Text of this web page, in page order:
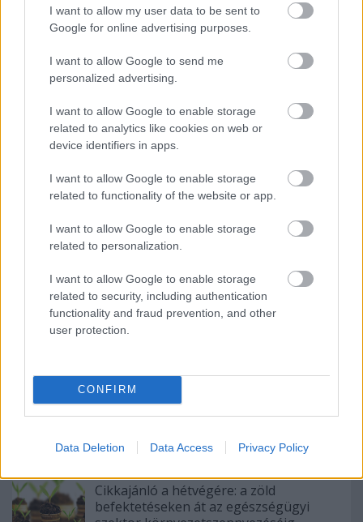
I want to allow my user data to be sent to
Google for online advertising purposes.
I want to allow Google to send me
personalized advertising.
I want to allow Google to enable storage
related to analytics like cookies on web or
device identifiers in apps.
I want to allow Google to enable storage
related to functionality of the website or app.
I want to allow Google to enable storage
related to personalization.
I want to allow Google to enable storage
related to security, including authentication
functionality and fraud prevention, and other
user protection.
CONFIRM
Data Deletion Data Access Privacy Policy
tudjuk.
Az éghajlatváltozás Közel-Keletre gyakorolt ijesztő
hatásaira számos tanulmány figyelmeztet (pl.Rising
Temperatures, Rising Tensions: Climate change and the
risk of violent conflict in the Middle East ), ebben a
bejegyzésben azonban csak az említett szerző The
Atlantic magazinbanpublikált cikkébőlidéztem. Az
adatok hivatkozással megtalálhatóak az eredeti
Címkék:politika háború éghajlatváltozás szárazság
Cikkajánló hétvégére: a jövő Budapestjén
Cikkajánló a hétvégére: a zöld
befektetéseken át az egészségügyi